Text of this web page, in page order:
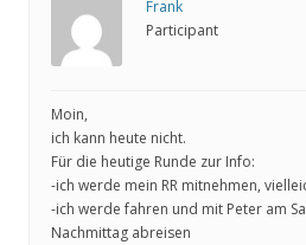
Frank
Participant
Moin,
ich kann heute nicht.
Für die heutige Runde zur Info:
-ich werde mein RR mitnehmen,
-ich werde fahren und mit Peter am
Nachmittag abreisen